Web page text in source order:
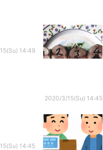
14:49
2020/3/15(Su) 14:45
14:45